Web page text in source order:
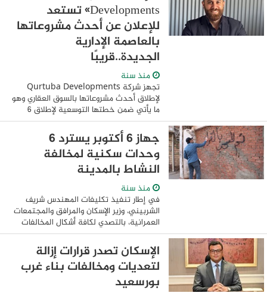
Developments» تستعد
للإعلان عن أحدث مشروعاتها
بالعاصمة الإدارية
الجديدة..قريبًا
منذ سنة
تجهز شركة Qurtuba Developments
لإطلاق أحدث مشروعاتها بالسوق العقاري وهو
ما يأتي ضمن خطتها التوسعية لإطلاق 6
مشروعات متميزة خلال عامين بالسوق
المصري، حيث يقع المشروع الجديد في
العاصمة الإدارية ...
جهاز ٦ أكتوبر يسترد 6
وحدات سكنية لمخالفة
النشاط بالمدينة
منذ سنة
في إطار تنفيذ تكليفات المهندس شريف
الشربيني، وزير الإسكان والمرافق والمجتمعات
العمرانية، بالتصدي لكافة أشكال المخالفات
والحفاظ على النسق العمراني والطابع
السكني للمدن الجديدة، نفذ جهاز تنمية ...
الإسكان تصدر قرارات إزالة
لتعديات ومخالفات بناء غرب
بورسعيد